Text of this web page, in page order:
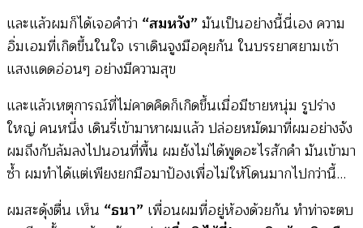
และแล้วผมก็ได้เจอคำว่า “สมหวัง”มันเป็นอย่างนี้นี่เอง ความ
อิ่มเอมที่เกิดขึ้นในใจ เราเดินจูงมือคุยกัน ในบรรยาศยามเช้า
แสงแดดอ่อนๆ อย่างมีความสุข
และแล้วเหตุการณ์ที่ไม่คาดคิดก็เกิดขึ้นเมื่อมีชายหนุ่ม รูปร่าง
ใหญ่ คนหนึ่ง เดินรี่เข้ามาหาผมแล้ว ปล่อยหมัดมาที่ผมอย่างจัง
ผมถึงกับล้มลงไปนอนที่พื้น ผมยังไม่ได้พูดอะไรสักคำ มันเข้ามา
ซ้ำ ผมทำได้แต่เพียงยกมือมาป้องเพื่อไม่ให้โดนมากไปกว่านี้…
ผมสะดุ้งตื่น เห็น “ธนา” เพื่อนผมที่อยู่ห้องด้วยกัน ทำท่าจะตบ